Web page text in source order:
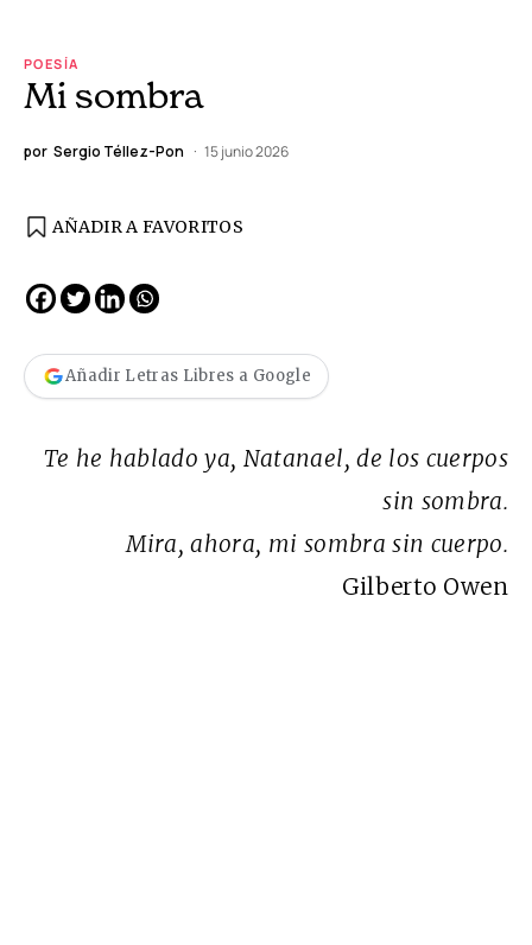
POESÍA
Mi sombra
por Sergio Téllez-Pon 15 junio 2026
AÑADIR A FAVORITOS
Añadir Letras Libres a Google
Te he hablado ya, Natanael, de los cuerpos
sin sombra.
Mira, ahora, mi sombra sin cuerpo.
Gilberto Owen